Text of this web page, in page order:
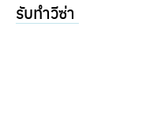
รับทำวีซ่า